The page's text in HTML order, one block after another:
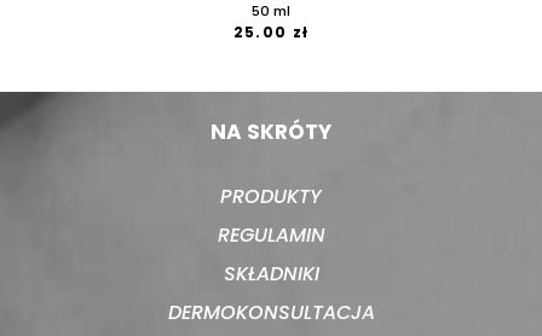
50 ml
25.00 zł
NA SKRÓTY
PRODUKTY
REGULAMIN
SKŁADNIKI
DERMOKONSULTACJA